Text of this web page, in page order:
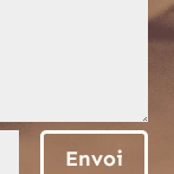
Envoi